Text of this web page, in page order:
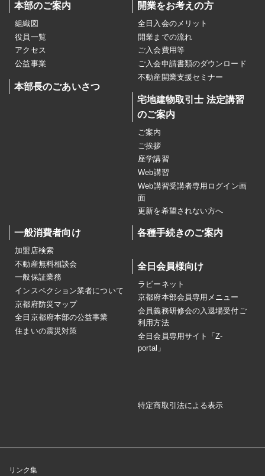
本部のご案内
組織図
役員一覧
アクセス
公益事業
本部長のごあいさつ
開業をお考えの方
全日入会のメリット
開業までの流れ
ご入会費用等
ご入会申請書類のダウンロード
不動産開業支援セミナー
宅地建物取引士 法定講習
のご案内
ご案内
ご挨拶
座学講習
Web講習
Web講習受講者専用ログイン画
面
更新を希望されない方へ
一般消費者向け
加盟店検索
不動産無料相談会
一般保証業務
インスペクション業者について
京都府防災マップ
全日京都府本部の公益事業
住まいの震災対策
各種手続きのご案内
全日会員様向け
ラビーネット
京都府本部会員専用メニュー
会員義務研修会の入退場受付ご
利用方法
全日会員専用サイト「Z-
portal」
特定商取引法による表示
リンク集